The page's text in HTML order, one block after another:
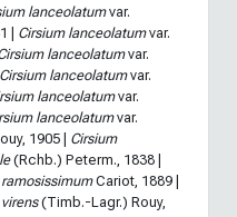
lanceolatumvar.
| Cirsium lanceolatumvar.
lanceolatumvar.
Cirsium lanceolatumvar.
lanceolatumvar.
lanceolatumvar.
1905 | Cirsium
(Rchb.) Peterm., 1838 |
ramosissimumCariot, 1889 |
virens(Timb.-Lagr.) Rouy,